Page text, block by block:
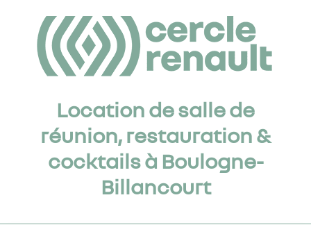
Location de salle de
réunion, restauration &
cocktails à Boulogne-
Billancourt